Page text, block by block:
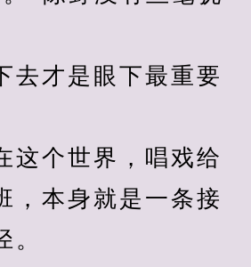
才是眼下最重要
个世界，唱戏给
，本身就是一条接
。